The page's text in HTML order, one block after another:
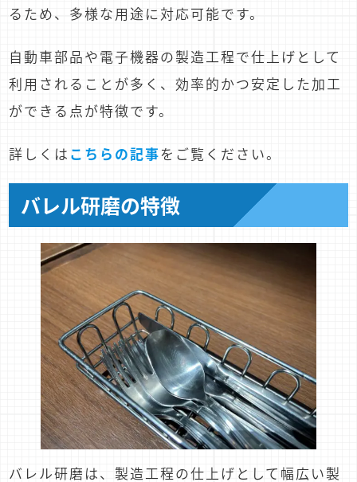
るため、多様な用途に対応可能です。
自動車部品や電子機器の製造工程で仕上げとして
利用されることが多く、効率的かつ安定した加工
ができる点が特徴です。
詳しくは こちらの記事をご覧ください。
バレル研磨の特徴
バレル研磨は、製造工程の仕上げとして幅広い製